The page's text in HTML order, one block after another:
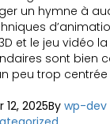
un hymne à
et le jeu vidéo la
sont bien
peu trop
2025By wp-dev